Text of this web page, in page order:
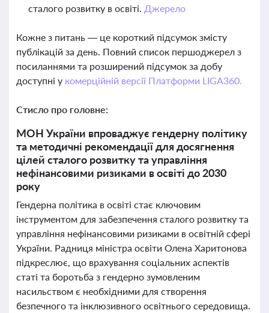
сталого розвитку в освіті. Джерело
Кожне з питань — це короткий підсумок змісту
публікацій за день. Повний список першоджерел з
посиланнями та розширений підсумок за добу
доступні у комерційній версії Платформи LIGA360.
Стисло про головне:
МОН України впроваджує гендерну політику
та методичні рекомендації для досягнення
цілей сталого розвитку та управління
нефінансовими ризиками в освіті до 2030
року
Гендерна політика в освіті стає ключовим
інструментом для забезпечення сталого розвитку та
управління нефінансовими ризиками в освітній сфері
України. Радниця міністра освіти Олена Харитонова
підкреслює, що врахування соціальних аспектів
статі та боротьба з гендерно зумовленим
насильством є необхідними для створення
безпечного та інклюзивного освітнього середовища.